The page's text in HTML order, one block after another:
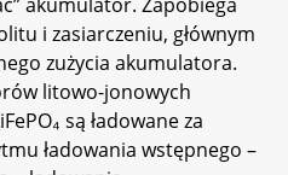
i zasiarczeniu, głównym
zużycia akumulatora.
litowo-jonowych
są ładowane za
ładowania wstępnego –